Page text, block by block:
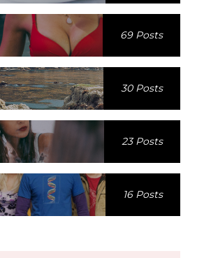
69 Posts
30 Posts
23 Posts
16 Posts